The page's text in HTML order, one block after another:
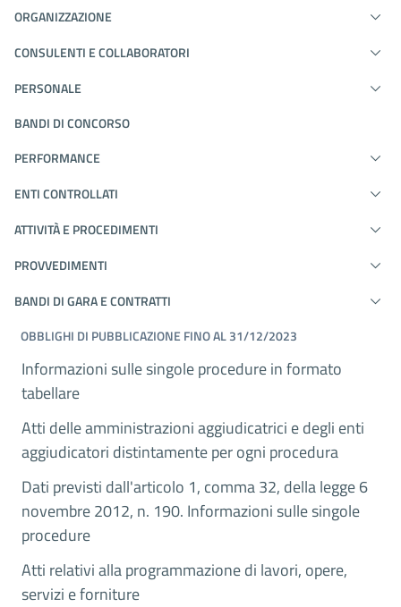
ORGANIZZAZIONE
CONSULENTI E COLLABORATORI
PERSONALE
BANDI DI CONCORSO
PERFORMANCE
ENTI CONTROLLATI
ATTIVITÀ E PROCEDIMENTI
PROVVEDIMENTI
BANDI DI GARA E CONTRATTI
OBBLIGHI DI PUBBLICAZIONE FINO AL 31/12/2023
Informazioni sulle singole procedure in formato
tabellare
Atti delle amministrazioni aggiudicatrici e degli enti
aggiudicatori distintamente per ogni procedura
Dati previsti dall'articolo 1, comma 32, della legge 6
novembre 2012, n. 190. Informazioni sulle singole
procedure
Atti relativi alla programmazione di lavori, opere,
servizi e forniture